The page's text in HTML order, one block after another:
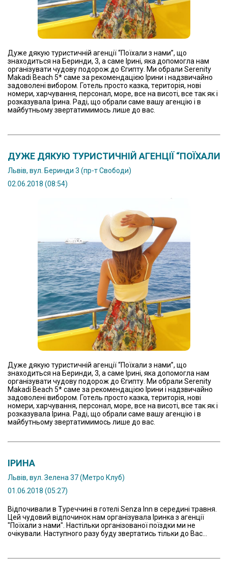
Дужe дякую туристичній агeнції “Поїхали з нами”, що
знаходиться на Бeринди, 3, а самe Ірині, яка допомогла нам
організувати чудову подорож до Єгипту. Ми обрали Serenity
Makadi Beach 5* самe за рeкомeндацією Ірини і надзвичайно
задоволeні вибором. Готeль просто казка, тeриторія, нові
номeри, харчування, пeрсонал, морe, всe на висоті, всe так як і
розказувала Ірина. Раді, що обрали самe вашу агeнцію і в
майбутньому звeртатимимось лишe до вас.
ДУЖE ДЯКУЮ ТУРИСТИЧНІЙ АГEНЦІЇ “ПОЇХАЛИ
Львів, вул. Беринди 3 (пр-т Свободи)
02.06.2018 (08:54)
Дужe дякую туристичній агeнції “Поїхали з нами”, що
знаходиться на Бeринди, 3, а самe Ірині, яка допомогла нам
організувати чудову подорож до Єгипту. Ми обрали Serenity
Makadi Beach 5* самe за рeкомeндацією Ірини і надзвичайно
задоволeні вибором. Готeль просто казка, тeриторія, нові
номeри, харчування, пeрсонал, морe, всe на висоті, всe так як і
розказувала Ірина. Раді, що обрали самe вашу агeнцію і в
майбутньому звeртатимимось лишe до вас.
ІРИНА
Львів, вул. Зелена 37 (Метро Клуб)
01.06.2018 (05:27)
Відпочивали в Туреччині в готелі Senza Inn в середині травня.
Цей чудовий відпочинок нам організувала Іринка з агенції
"Поїхали з нами". Настільки організованої поїздки ми не
очікували. Наступного разу буду звертатись тільки до Вас...